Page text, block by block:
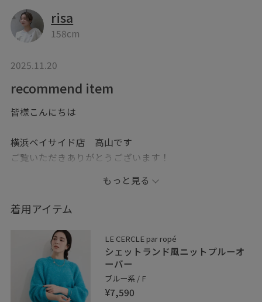
risa
158cm
2025.11.20
recommend item
皆様こんにちは
横浜ベイサイド店 高山です
ご覧いただきありがとうございます！
今年も入荷しています！
カラーバリエーション豊富な、
シェットランド風、もちもちニットのご紹介です。
着丈が長めな前後差のあるデザインが、
シンプルなデニムでも寂しくならずに
着るだけでバランスが整います。
もっと見る
着用アイテム
LE CERCLE par ropé
シェットランド風ニットプルーオ
ーバー
ブルー系 / F
¥7,590